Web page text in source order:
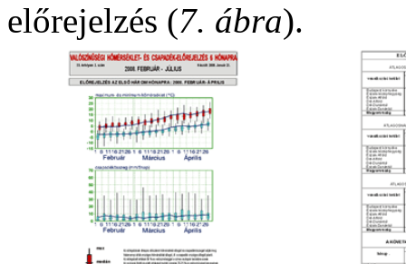
előrejelzés (7. ábra).